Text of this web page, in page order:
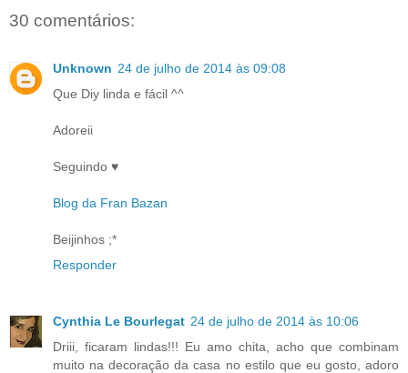
30 comentários:
Unknown 24 de julho de 2014 às 09:08
Que Diy linda e fácil ^^
Adoreii
Seguindo ♥
Blog da Fran Bazan
Beijinhos ;*
Responder
Cynthia Le Bourlegat 24 de julho de 2014 às 10:06
Driii, ficaram lindas!!! Eu amo chita, acho que combinam
muito na decoração da casa no estilo que eu gosto, adoro